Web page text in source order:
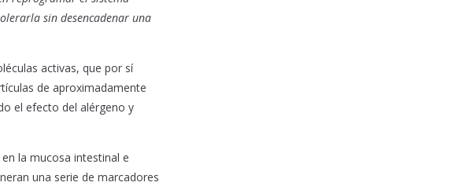
sin desencadenar una
activas, que por sí
de aproximadamente
el efecto del alérgeno y
la mucosa intestinal e
una serie de marcadores